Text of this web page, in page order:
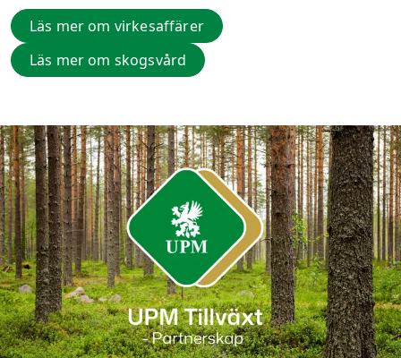
Läs mer om virkesaffärer
Läs mer om skogsvård